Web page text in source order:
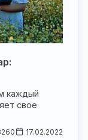
каждый
свое
17.02.2022